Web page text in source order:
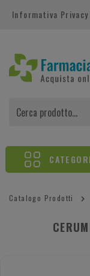
Informativa Privacy
Catalogo Prodotti